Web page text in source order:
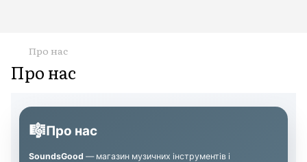
Про нас
Про нас
🎼Про нас
SoundsGood — магазин музичних інструментів і